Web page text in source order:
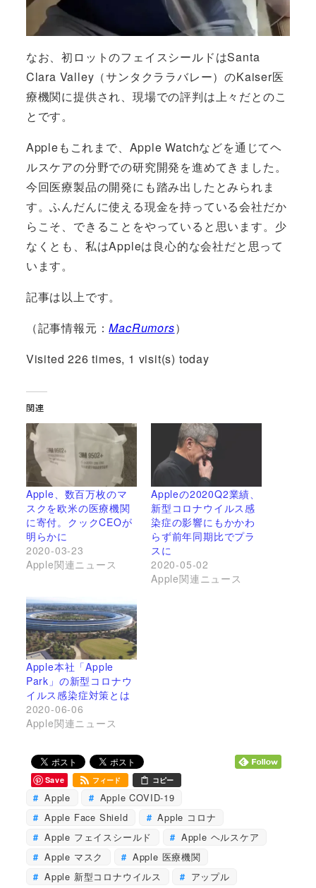
なお、初ロットのフェイスシールドはSanta
Clara Valley（サンタクララバレー）のKaiser医
療機関に提供され、現場での評判は上々だとのこ
とです。
Appleもこれまで、Apple Watchなどを通じてヘ
ルスケアの分野での研究開発を進めてきました。
今回医療製品の開発にも踏み出したとみられま
す。ふんだんに使える現金を持っている会社だか
らこそ、できることをやっていると思います。少
なくとも、私はAppleは良心的な会社だと思って
います。
記事は以上です。
（記事情報元：MacRumors）
Visited 226 times, 1 visit(s) today
関連
Apple、数百万枚のマ
スクを欧米の医療機関
に寄付。クックCEOが
明らかに
2020-03-23
Apple関連ニュース
Appleの2020Q2業績、
新型コロナウイルス感
染症の影響にもかかわ
らず前年同期比でプラ
スに
2020-05-02
Apple関連ニュース
Apple本社「Apple
Park」の新型コロナウ
イルス感染症対策とは
2020-06-06
Apple関連ニュース
Save フィード コピー
Apple
Apple COVID-19
Apple Face Shield
Apple コロナ
Apple フェイスシールド
Apple ヘルスケア
Apple マスク
Apple 医療機関
Apple 新型コロナウイルス
アップル